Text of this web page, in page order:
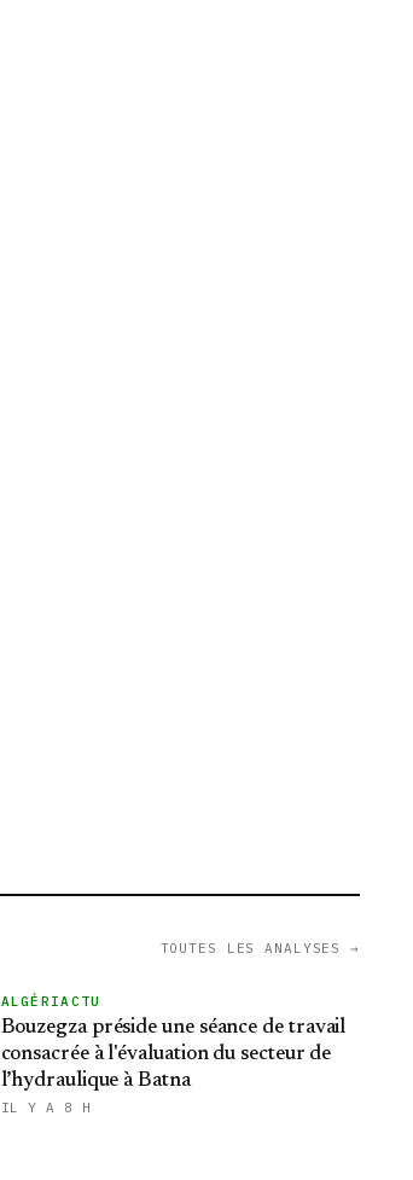
TOUTES LES ANALYSES →
ALGÉRIACTU
Bouzegza préside une séance de travail
consacrée à l'évaluation du secteur de
l’hydraulique à Batna
IL Y A 8 H